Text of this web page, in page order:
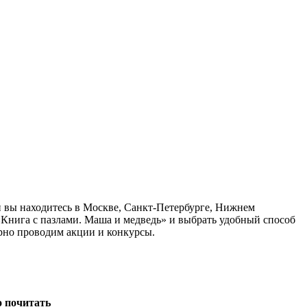
вы находитесь в Москве, Санкт-Петербурге, Нижнем
с пазлами. Маша и медведь» и выбрать удобный способ
проводим акции и конкурсы.
почитать